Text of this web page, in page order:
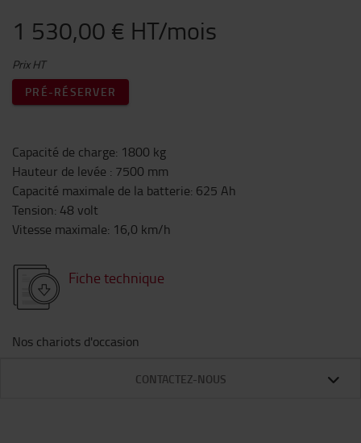
1 530,00 € HT/mois
Prix HT
PRÉ-RÉSERVER
Capacité de charge: 1800 kg
Hauteur de levée : 7500 mm
Capacité maximale de la batterie: 625 Ah
Tension: 48 volt
Vitesse maximale: 16,0 km/h
Fiche technique
Nos chariots d'occasion
CONTACTEZ-NOUS